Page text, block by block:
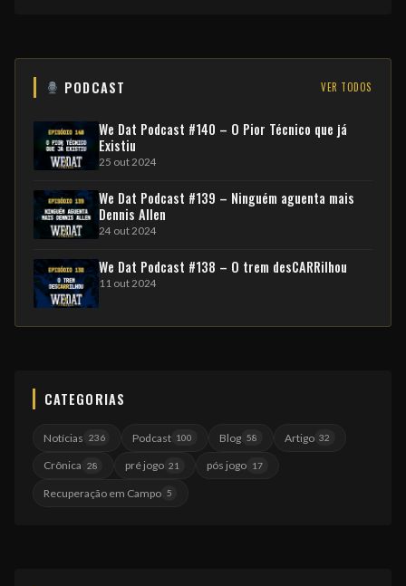
PODCAST VER TODOS
We Dat Podcast #140 – O Pior Técnico que já
Existiu
25 out 2024
We Dat Podcast #139 – Ninguém aguenta mais
Dennis Allen
24 out 2024
We Dat Podcast #138 – O trem desCARRilhou
11 out 2024
CATEGORIAS
Notícias 236 Podcast 100 Blog 58 Artigo 32
Crônica 28 pré jogo 21 pós jogo 17
Recuperação em Campo 5